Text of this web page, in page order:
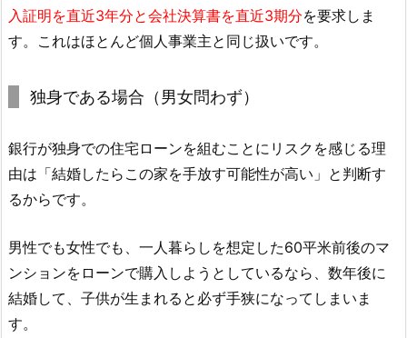
入証明を直近3年分と会社決算書を直近3期分を要求しま
す。これはほとんど個人事業主と同じ扱いです。
独身である場合（男女問わず）
銀行が独身での住宅ローンを組むことにリスクを感じる理
由は「結婚したらこの家を手放す可能性が高い」と判断す
るからです。
男性でも女性でも、一人暮らしを想定した60平米前後のマ
ンションをローンで購入しようとしているなら、数年後に
結婚して、子供が生まれると必ず手狭になってしまいま
す。